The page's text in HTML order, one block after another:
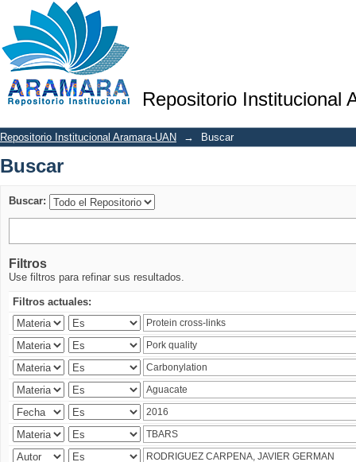
Repositorio Institucional
Buscar
Repositorio Institucional Aramara-UAN → Buscar
Buscar
Buscar:
Filtros
Use filtros para refinar sus resultados.
Filtros actuales: